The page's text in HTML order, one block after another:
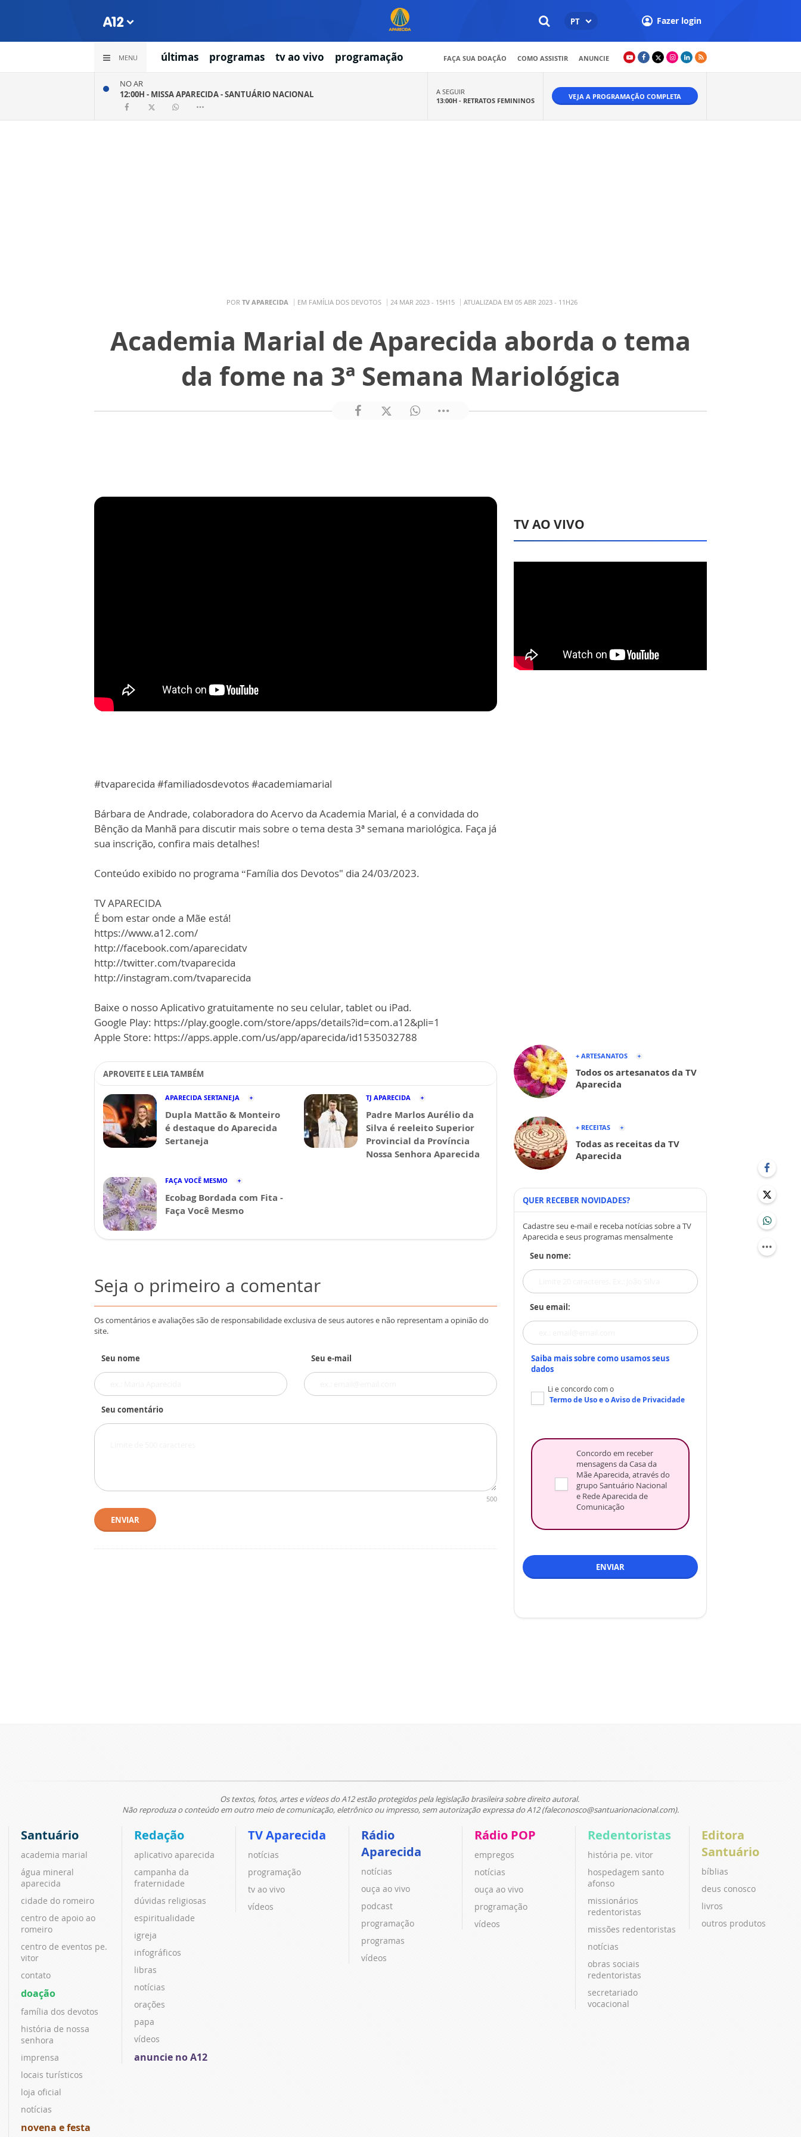
PT Fazer login
MENU últimas programas tv ao vivo programação FAÇA SUA DOAÇÃO COMO ASSISTIR ANUNCIE
NO AR
12:00H - MISSA APARECIDA - SANTUÁRIO NACIONAL
A SEGUIR
13:00H - RETRATOS FEMININOS VEJA A PROGRAMAÇÃO COMPLETA
POR TV APARECIDA EM FAMÍLIA DOS DEVOTOS 24 MAR 2023 - 15H15 ATUALIZADA EM 05 ABR 2023 - 11H26
Academia Marial de Aparecida aborda o tema
da fome na 3ª Semana Mariológica
#tvaparecida #familiadosdevotos #academiamarial
Bárbara de Andrade, colaboradora do Acervo da Academia Marial, é a convidada do
Bênção da Manhã para discutir mais sobre o tema desta 3ª semana mariológica. Faça já
sua inscrição, confira mais detalhes!
Conteúdo exibido no programa “Família dos Devotos" dia 24/03/2023.
TV APARECIDA
É bom estar onde a Mãe está!
https://www.a12.com/
http://facebook.com/aparecidatv
http://twitter.com/tvaparecida
http://instagram.com/tvaparecida
Baixe o nosso Aplicativo gratuitamente no seu celular, tablet ou iPad.
Google Play: https://play.google.com/store/apps/details?id=com.a12&pli=1
Apple Store: https://apps.apple.com/us/app/aparecida/id1535032788
APROVEITE E LEIA TAMBÉM
APARECIDA SERTANEJA
Dupla Mattão & Monteiro
é destaque do Aparecida
Sertaneja
TJ APARECIDA
Padre Marlos Aurélio da
Silva é reeleito Superior
Provincial da Província
Nossa Senhora Aparecida
FAÇA VOCÊ MESMO
Ecobag Bordada com Fita -
Faça Você Mesmo
Seja o primeiro a comentar
Os comentários e avaliações são de responsabilidade exclusiva de seus autores e não representam a opinião do
site.
Seu nome Seu e-mail
Seu comentário
500
ENVIAR
TV AO VIVO
+ ARTESANATOS
Todos os artesanatos da TV
Aparecida
+ RECEITAS
Todas as receitas da TV
Aparecida
QUER RECEBER NOVIDADES?
Cadastre seu e-mail e receba notícias sobre a TV
Aparecida e seus programas mensalmente
Seu nome:
Seu email:
Saiba mais sobre como usamos seus
dados
Li e concordo com o
Termo de Usoe oAviso de Privacidade
Concordo em receber
mensagens da Casa da
Mãe Aparecida, através do
grupo Santuário Nacional
e Rede Aparecida de
Comunicação
ENVIAR
Os textos, fotos, artes e vídeos do A12 estão protegidos pela legislação brasileira sobre direito autoral.
Não reproduza o conteúdo em outro meio de comunicação, eletrônico ou impresso, sem autorização expressa do A12 (faleconosco@santuarionacional.com).
Santuário
academia marial
água mineral
aparecida
cidade do romeiro
centro de apoio ao
romeiro
centro de eventos pe.
vitor
contato
doação
família dos devotos
história de nossa
senhora
imprensa
locais turísticos
loja oficial
notícias
novena e festa
Redação
aplicativo aparecida
campanha da
fraternidade
dúvidas religiosas
espiritualidade
igreja
infográficos
libras
notícias
orações
papa
vídeos
anuncie no A12
TV Aparecida
notícias
programação
tv ao vivo
vídeos
Rádio
Aparecida
notícias
ouça ao vivo
podcast
programação
programas
vídeos
Rádio POP
empregos
notícias
ouça ao vivo
programação
vídeos
Redentoristas
história pe. vitor
hospedagem santo
afonso
missionários
redentoristas
missões redentoristas
notícias
obras sociais
redentoristas
secretariado
vocacional
Editora
Santuário
bíblias
deus conosco
livros
outros produtos